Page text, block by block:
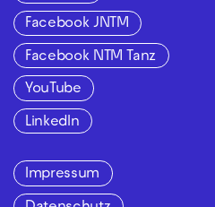
Facebook JNTM
Facebook NTM Tanz
YouTube
LinkedIn
Impressum